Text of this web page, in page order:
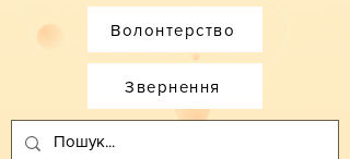
Волонтерство
Звернення